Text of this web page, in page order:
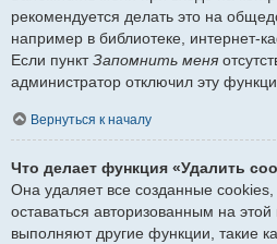
рекомендуется делать это на
например в библиотеке, интернет-
Если пунктЗапомнить меня
администратор отключил эту
Вернуться к началу
Что делает функция «Удалить
Она удаляет все созданные
оставаться авторизованным на
выполняют другие функции, такие